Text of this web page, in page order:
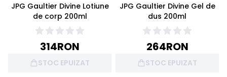
JPG Gaultier Divine Lotiune
de corp 200ml
314RON
STOC EPUIZAT
JPG Gaultier Divine Gel de
dus 200ml
264RON
STOC EPUIZAT